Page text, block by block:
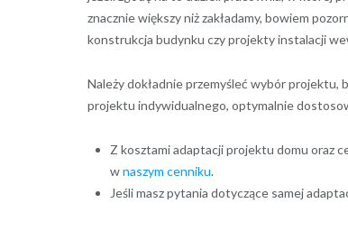
znacznie większy niż zakładamy, bowiem
konstrukcja budynku czy projekty instalacji
Należy dokładnie przemyśleć wybór projektu,
projektu indywidualnego, optymalnie
Z kosztami adaptacji projektu domu oraz
wnaszym cenniku.
Jeśli masz pytania dotyczące samej